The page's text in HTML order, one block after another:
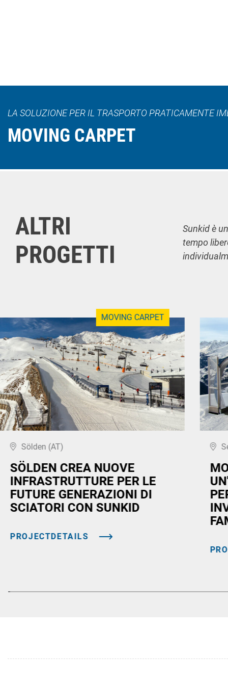
LA SOLUZIONE PER IL TRASPORTO PRATICAMENTE
MOVING CARPET
ALTRI
PROGETTI
Sunkid è
tempo
MOVING CARPET
Sölden (AT)
SÖLDEN CREA NUOVE
INFRASTRUTTURE PER LE
FUTURE GENERAZIONI DI
SCIATORI CON SUNKID
PROJECTDETAILS